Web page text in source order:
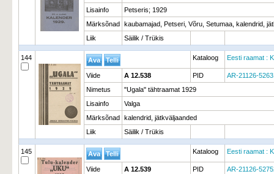
Lisainfo
Petseris; 1929
Märksõnad kaubamajad, Petseri, Võru, Setumaa, kalendrid,
Liik
Säilik / Trükis
144 Kataloog Eesti raamat :
Viide A 12.538 PID
AR-21126-
Nimetus
"Ugala" tähtraamat 1929
Lisainfo
Valga
Märksõnad kalendrid, jätkväljaanded
Liik
Säilik / Trükis
145 Kataloog Eesti raamat :
Viide A 12.539 PID AR-21126-